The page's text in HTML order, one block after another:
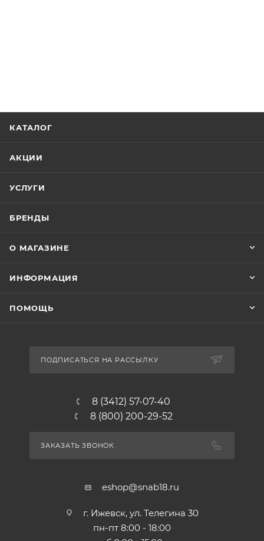
КАТАЛОГ
АКЦИИ
УСЛУГИ
БРЕНДЫ
О МАГАЗИНЕ
ИНФОРМАЦИЯ
ПОМОЩЬ
ПОДПИСАТЬСЯ НА РАССЫЛКУ
8 (3412) 57-07-40
8 (800) 200-29-52
ЗАКАЗАТЬ ЗВОНОК
eshop@snab18.ru
г. Ижевск, ул. Телегина 30
пн-пт 8:00 - 18:00